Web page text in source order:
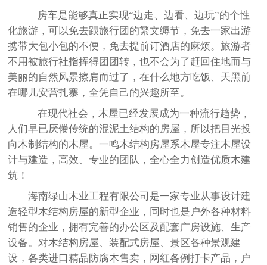
房车是能够真正实现“边走、边看、边玩”的个性
化旅游，可以免去跟旅行团的繁文缛节，免去一家出游
携带大包小包的不便，免去提前订酒店的麻烦。旅游者
不用被旅行社指挥得团团转，也不会为了赶回住地而与
美丽的自然风景擦肩而过了，在什么地方吃饭、天黑前
在哪儿安营扎寨，全凭自己的兴趣所至。
在现代社会，木屋已经发展成为一种流行趋势，
人们早已厌倦传统的混泥土结构的房屋，所以把目光投
向木制结构的木屋。一鸣木结构房屋系木屋专注木屋设
计与建造，高效、专业的团队，全心全力创造优质木建
筑！
海南绿山木业工程有限公司是一家专业从事设计建
造轻型木结构房屋的新型企业，同时也是户外各种材料
销售的企业，拥有完善的办公区及配套广房设施、生产
设备。对木结构房屋、装配式房屋、景区各种景观建
设，各类进口精品防腐木售卖，网红各例打卡产品，户